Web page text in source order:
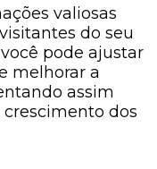
valiosas
do seu
pode ajustar
melhorar a
assim
crescimento dos